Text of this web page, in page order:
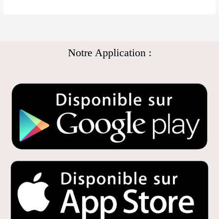
Notre Application :